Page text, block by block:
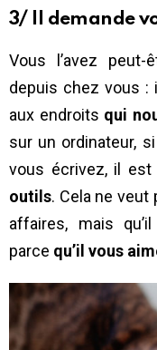
3/ Il demande
Vous l’avez
depuis chez vous :
aux endroits qui
sur un ordinateur,
vous écrivez, il est
outils. Cela ne veut
affaires, mais
parce qu’il vous